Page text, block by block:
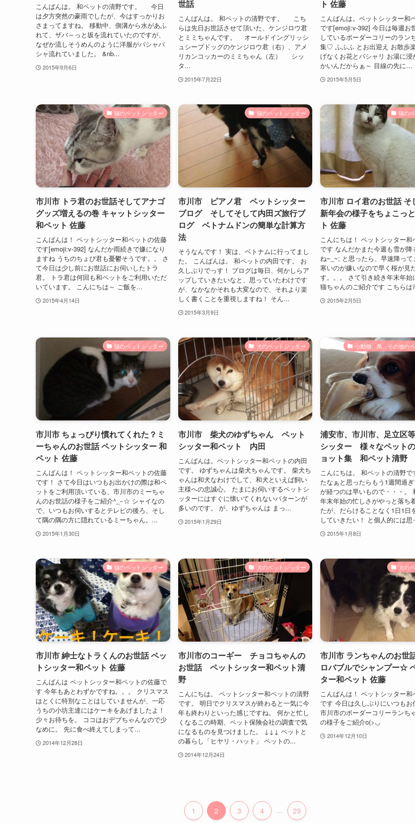
こんばんは。 和ペットの清野です。 今日
は夕方突然の豪雨でしたが、今はすっかりお
さまってますね。 移動中、側溝から水があふ
れて、ザバ～っと坂を流れていたのですが、
なぜか流しそうめんのように洋服がバシャバ
シャ流れていました。 &nb...
2015年9月6日
世話
こんばんは。 和ペットの清野です。 こち
らは先日お世話させて頂いた、ケンジロウ君
とミミちゃんです。 オールドイングリッシ
ュシープドッグのケンジロウ君（右）、アメ
リカンコッカーのミミちゃん（左） シッ
タ...
2015年7月22日
ト 佐藤
こんばんは。ペットシッター和
です[emoji:v-392] 今日は毎週お
しているボーダーコリーのラン
集♡ ふふふ とお出迎え お散歩
げなくお花とパシャリ お湯に浸
かいんだからぁ～ 目線の先に…
2015年5月5日
猫のペットシッター
市川市 トラ君のお世話そしてアナゴ
グッズ増えるの巻 キャットシッター
和ペット 佐藤
こんばんは！ ペットシッター和ペットの佐藤
です[emoji:v-392] なんだか雨続きで嫌になり
ますね うちのちょび君も憂鬱そうです。。 さ
て今日は少し前にお世話にお伺いしたトラ
君。 トラ君は何回も和ペットをご利用いただ
いています。 こんにちは～ ご飯を...
2015年4月14日
猫のペットシッター
市川市 ピアノ君 ペットシッター
ブログ そしてそして内田ズ旅行ブ
ログ ベトナムドンの簡単な計算方
法
そうなんです！ 実は、ベトナムに行ってまし
た。 こんばんは。 和ペットの内田です。 お
久しぶりでっす！ ブログは毎日、何かしらア
ップしていきたいなと、思っていたわけです
が、なかなかそれも大変なので、それより楽
しく書くことを重視しますね！ そん...
2015年3月9日
猫の
市川市 ロイ君のお世話 そ
新年会の様子をちょこっ
ト 佐藤
こんにちは！ ペットシッター和
です なんだかまた今週も雪が降
ね~_~; と思ったら、早速降って
寒いのが嫌いなので早く桜が見
す。。。 さて引き続き年末年始
猫ちゃんのご紹介です こちらは
2015年2月5日
猫のペットシッター
市川市 ちょっぴり慣れてくれた？ミ
ーちゃんのお世話 ペットシッター 和
ペット 佐藤
こんばんは！ ペットシッター和ペットの佐藤
です！ さて今日はいつもお出かけの際は和ペ
ットをご利用頂いている、市川市のミーちゃ
んのお世話の様子をご紹介^_−☆ シャイなの
で、いつもお伺いするとテレビの後ろ、そし
て隅の隅の方に隠れているミーちゃん。...
2015年1月30日
犬のペットシッター
市川市 柴犬のゆずちゃん ペット
シッター和ペット 内田
こんばんは。ペットシッター和ペットの内田
です。 ゆずちゃんは柴犬ちゃんです。 柴犬ち
ゃんは和犬なわけでして、和犬といえば飼い
主様への忠誠心。 たまにお伺いするペットシ
ッターにはすぐに懐いてくれないパターンが
多いのです。 が、ゆずちゃんは まっ...
2015年1月29日
小動物、鳥、その他の
浦安市、市川市、足立区
シッター 様々なペット
ョット集 和ペット清野
こんにちは。 和ペットの清野で
たなぁと思ったらもう1週間過
が経つのは早いもので・・・。
年末年始の忙しさがやっと落ち
たが、だらけることなく1日1日
していきたい！ と個人的には思
2015年1月8日
猫のペットシッター
市川市 紳士なトラくんのお世話 ペッ
トシッター和ペット 佐藤
こんばんは ペットシッター和ペットの佐藤で
す 今年もあとわずかですね。。。 クリスマス
はとくに特別なことはしていませんが、一応
うちの小坊主達にはケーキをあげましたよ！
少々お待ちを。 ココはおデブちゃんなので少
なめに。 先に食べ終えてしまって...
2014年12月28日
犬のペットシッター
市川市のコーギー チョコちゃんの
お世話 ペットシッター和ペット清
野
こんにちは。 ペットシッター和ペットの清野
です。 明日でクリスマスが終わると一気に今
年も終わりといった感じですね。 何かと忙し
くなるこの時期、ペット保険会社の調査で気
になるものを見つけました。 ↓↓↓ ペットと
の暮らし「ヒヤリ・ハット」 ペットの...
2014年12月24日
犬の
市川市 ランちゃんのお世
ロバブルでシャンプー☆
ター和ペット 佐藤
こんばんは！ ペットシッター和
です 今日は久しぶりにいつもお
市川市のボーダーコリーランち
の様子をご紹介o(>◡
2014年12月10日
1 2 3 4 ... 29